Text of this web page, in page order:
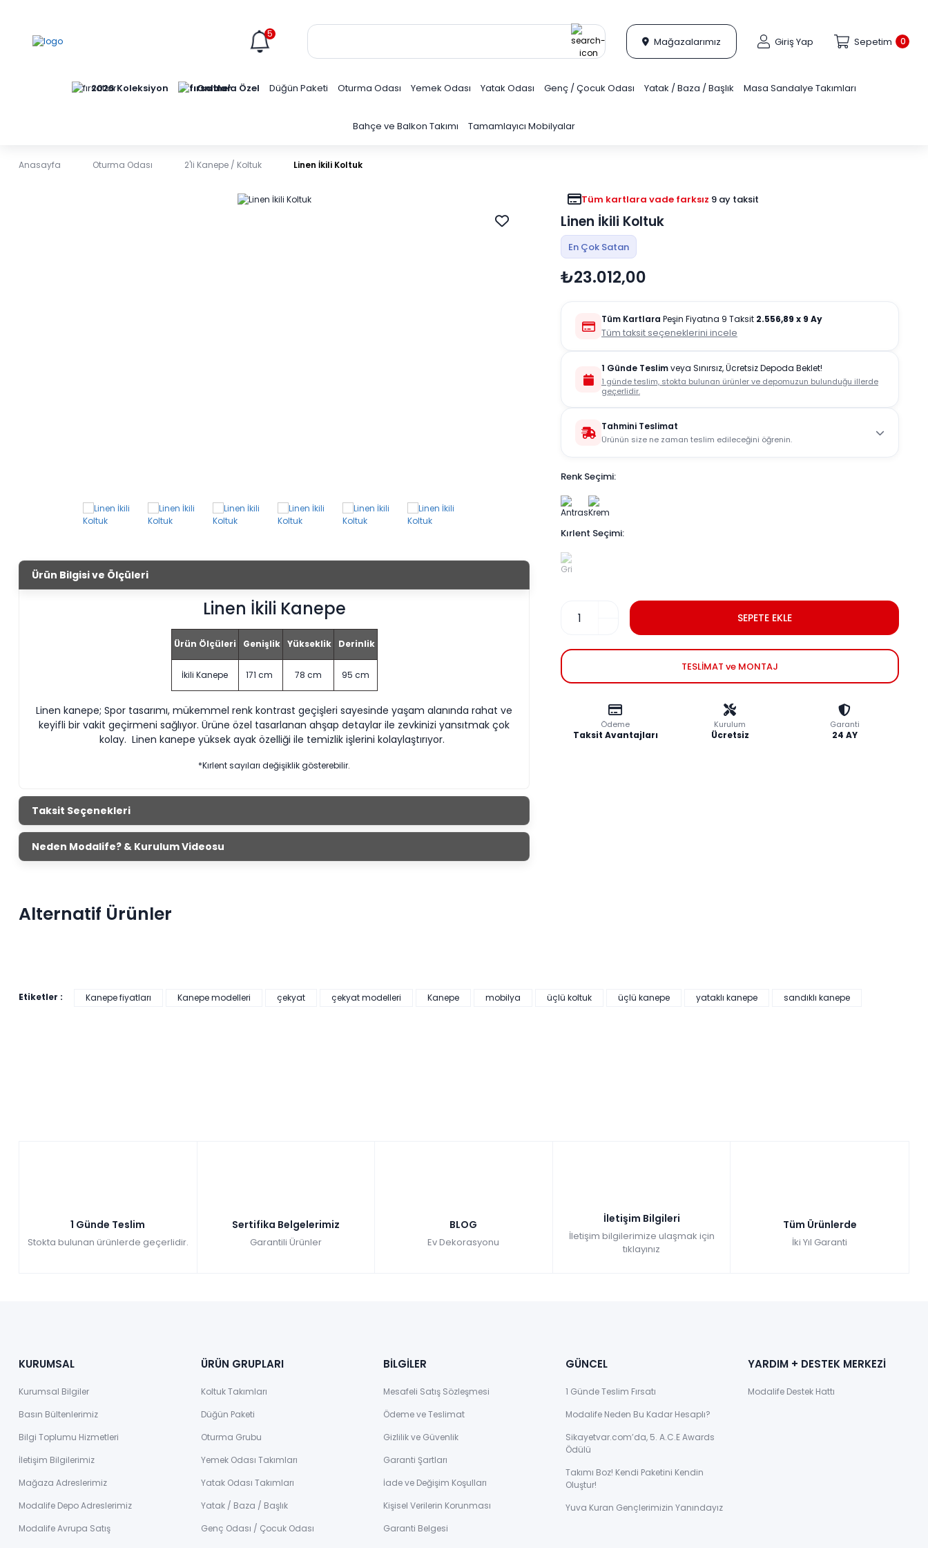
5
Mağazalarımız Giriş Yap 0
Sepetim
2026 Koleksiyon Online'a Özel Düğün Paketi Oturma Odası Yemek Odası Yatak Odası Genç / Çocuk Odası Yatak / Baza / Başlık Masa Sandalye Takımları
Bahçe ve Balkon Takımı Tamamlayıcı Mobilyalar
Anasayfa Oturma Odası 2'li Kanepe / Koltuk Linen İkili Koltuk
Ürün Bilgisi ve Ölçüleri
Linen İkili Kanepe
Ürün Ölçüleri Genişlik Yükseklik Derinlik
İkili Kanepe 171 cm 78 cm 95 cm
Linen kanepe; Spor tasarımı, mükemmel renk kontrast geçişleri sayesinde yaşam alanında rahat ve
keyifli bir vakit geçirmeni sağlıyor. Ürüne özel tasarlanan ahşap detaylar ile zevkinizi yansıtmak çok
kolay. Linen kanepe yüksek ayak özelliği ile temizlik işlerini kolaylaştırıyor.
*Kırlent sayıları değişiklik gösterebilir.
Taksit Seçenekleri
Neden Modalife? & Kurulum Videosu
Tüm kartlara vade farksız 9 ay taksit
Linen İkili Koltuk
En Çok Satan
₺23.012,00
Tüm Kartlara Peşin Fiyatına 9 Taksit 2.556,89 x 9 Ay
Tüm taksit seçeneklerini incele
1 Günde Teslimveya Sınırsız, Ücretsiz Depoda Beklet!
1 günde teslim, stokta bulunan ürünler ve depomuzun bulunduğu illerde
geçerlidir.
Tahmini Teslimat
Ürünün size ne zaman teslim edileceğini öğrenin.
Renk Seçimi:
Kırlent Seçimi:
SEPETE EKLE
TESLİMAT ve MONTAJ
Ödeme
Taksit Avantajları
Kurulum
Ücretsiz
Garanti
24 AY
Alternatif Ürünler
Etiketler : Kanepe fiyatları Kanepe modelleri çekyat çekyat modelleri Kanepe mobilya üçlü koltuk üçlü kanepe yataklı kanepe sandıklı kanepe
1 Günde Teslim
Stokta bulunan ürünlerde geçerlidir.
Sertifika Belgelerimiz
Garantili Ürünler
BLOG
Ev Dekorasyonu
İletişim Bilgileri
İletişim bilgilerimize ulaşmak için
tıklayınız
Tüm Ürünlerde
İki Yıl Garanti
KURUMSAL
Kurumsal Bilgiler
Basın Bültenlerimiz
Bilgi Toplumu Hizmetleri
İletişim Bilgilerimiz
Mağaza Adreslerimiz
Modalife Depo Adreslerimiz
Modalife Avrupa Satış
ÜRÜN GRUPLARI
Koltuk Takımları
Düğün Paketi
Oturma Grubu
Yemek Odası Takımları
Yatak Odası Takımları
Yatak / Baza / Başlık
Genç Odası / Çocuk Odası
BİLGİLER
Mesafeli Satış Sözleşmesi
Ödeme ve Teslimat
Gizlilik ve Güvenlik
Garanti Şartları
İade ve Değişim Koşulları
Kişisel Verilerin Korunması
Garanti Belgesi
GÜNCEL
1 Günde Teslim Fırsatı
Modalife Neden Bu Kadar Hesaplı?
Sikayetvar.com’da, 5. A.C.E Awards
Ödülü
Takımı Boz! Kendi Paketini Kendin
Oluştur!
Yuva Kuran Gençlerimizin Yanındayız
YARDIM + DESTEK MERKEZİ
Modalife Destek Hattı